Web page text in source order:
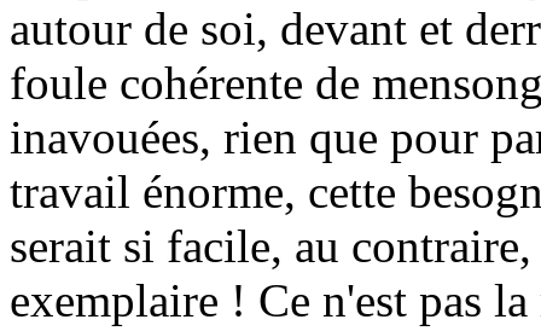
autour de soi, devant et
foule cohérente de
inavouées, rien que pour
travail énorme, cette
serait si facile, au
exemplaire ! Ce n'est pas